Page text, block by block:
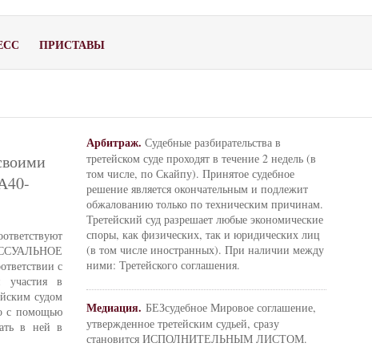
ПРИСТАВЫ
с
участия в
судом
с помощью
в ней в
Арбитраж. Судебные разбирательства в
третейском суде проходят в течение 2 недель (в
том числе, по Скайпу). Принятое судебное
решение является окончательным и подлежит
обжалованию только по техническим причинам.
Третейский суд разрешает любые экономические
споры, как физических, так и юридических лиц
(в том числе иностранных). При наличии между
ними: Третейского соглашения.
Медиация. БЕЗсудебное Мировое соглашение,
утвержденное третейским судьей, сразу
становится ИСПОЛНИТЕЛЬНЫМ ЛИСТОМ.